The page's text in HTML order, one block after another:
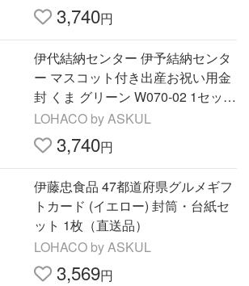
3,740円
伊代結納センター 伊予結納センタ
ー マスコット付き出産お祝い用金
封 くま グリーン W070-02 1セット
(5枚)（直送品）
LOHACO by ASKUL
3,740円
伊藤忠食品 47都道府県グルメギフ
トカード (イエロー) 封筒・台紙セ
ット 1枚（直送品）
LOHACO by ASKUL
3,569円